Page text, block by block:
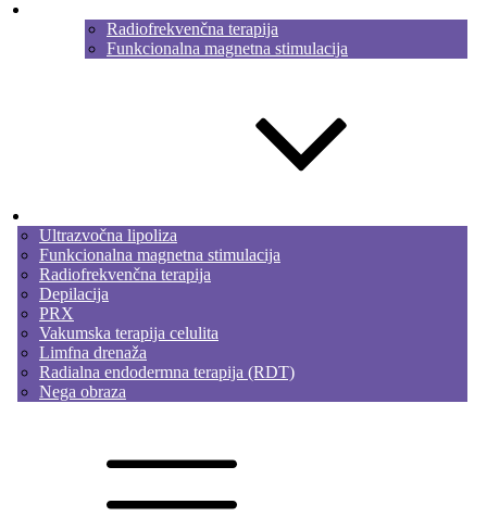
Radiofrekvenčna terapija
Funkcionalna magnetna stimulacija
Ultrazvočna lipoliza
Funkcionalna magnetna stimulacija
Radiofrekvenčna terapija
Depilacija
PRX
Vakumska terapija celulita
Limfna drenaža
Radialna endodermna terapija (RDT)
Nega obraza